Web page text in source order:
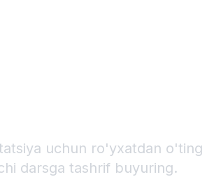
uchun ro'yxatdan o'ting
darsga tashrif buyuring.